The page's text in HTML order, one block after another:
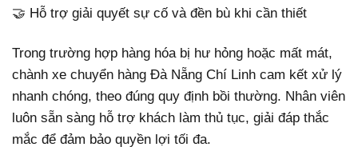
🤝 Hỗ trợ giải quyết sự cố và đền bù khi cần thiết
Trong trường hợp hàng hóa bị hư hỏng hoặc mất mát,
chành xe chuyển hàng Đà Nẵng Chí Linh cam kết xử lý
nhanh chóng, theo đúng quy định bồi thường. Nhân viên
luôn sẵn sàng hỗ trợ khách làm thủ tục, giải đáp thắc
mắc để đảm bảo quyền lợi tối đa.